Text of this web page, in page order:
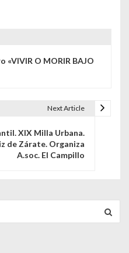
«VIVIR O MORIR BAJO
Next Article
XIX Milla Urbana.
de Zárate. Organiza
A.soc. El Campillo